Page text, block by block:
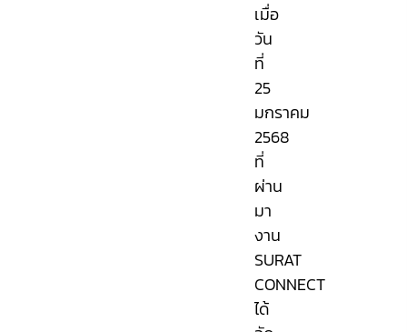
เมื่อ
วัน
ที่
25
มกราคม
2568
ที่
ผ่าน
มา
งาน
SURAT
CONNECT
ได้